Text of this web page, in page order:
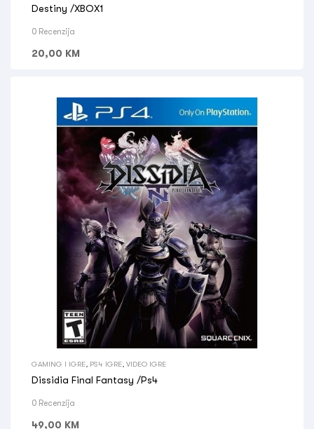
Destiny /XBOX1
0 Recenzija
20,00 KM
GAMING I IGRE PS4 IGRE VIDEO IGRE
Dissidia Final Fantasy /Ps4
0 Recenzija
49,00 KM